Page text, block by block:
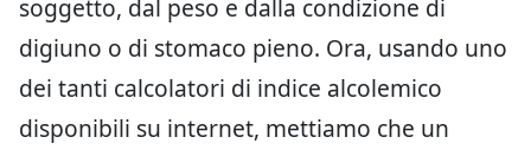
soggetto, dal peso e dalla condizione di
digiuno o di stomaco pieno. Ora, usando uno
dei tanti calcolatori di indice alcolemico
disponibili su internet, mettiamo che un